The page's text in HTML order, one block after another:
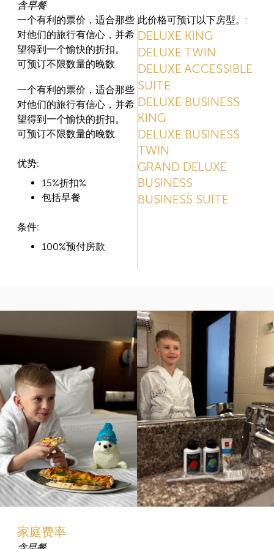
含早餐
一个有利的票价，适合那些
对他们的旅行有信心，并希
望得到一个愉快的折扣。
可预订不限数量的晚数.
一个有利的票价，适合那些
对他们的旅行有信心，并希
望得到一个愉快的折扣。
可预订不限数量的晚数.
优势:
15%折扣%
包括早餐
条件:
100%预付房款
此价格可预订以下房型。:
DELUXE KING
DELUXE TWIN
DELUXE ACCESSIBLE
SUITE
DELUXE BUSINESS
KING
DELUXE BUSINESS
TWIN
GRAND DELUXE
BUSINESS
BUSINESS SUITE
家庭费率